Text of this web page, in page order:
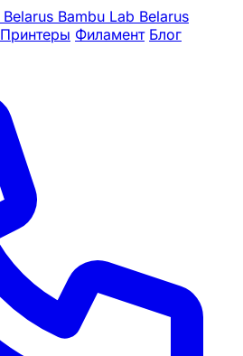
Bambu Lab Belarus
Принтеры Филамент Блог